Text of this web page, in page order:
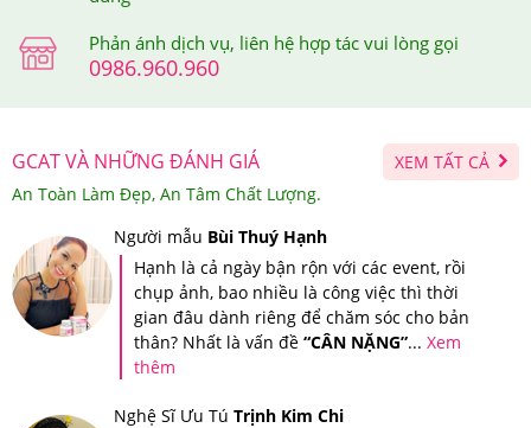
Hyaluronic Acid Genie Cấp Nước Khóa Ẩm
-Mụn đầu đen, mụn đầu trắng hiện rõ.
-Da dễ bị mốc nền, loang lổ khi makeup
-Lỗ chân lông to, da tiết dầu nhiều hơn bình thường.
-Da dễ sạm và xỉn màu khi về chiều, vẻ mặt thiếu sức
Phản ánh dịch vụ, liên hệ hợp tác vui lòng gọi
0986.960.960
GCAT VÀ NHỮNG ĐÁNH GIÁ
An Toàn Làm Đẹp, An Tâm Chất Lượng.
XEM TẤT CẢ
Người mẫu Bùi Thuý Hạnh
Hạnh là cả ngày bận rộn với các event, rồi
chụp ảnh, bao nhiều là công việc thì thời
gian đâu dành riêng để chăm sóc cho bản
thân? Nhất là vấn đề “CÂN NẶNG”... Xem
thêm
Nghệ Sĩ Ưu Tú Trịnh Kim Chi